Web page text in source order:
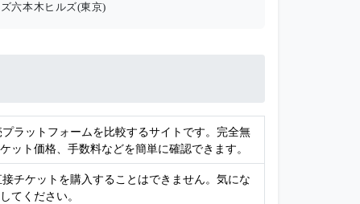
六本木ヒルズ(東京)
ラットフォームを比較するサイトです。完全無
ット価格、手数料などを簡単に確認できます。
チケットを購入することはできません。気にな
てください。